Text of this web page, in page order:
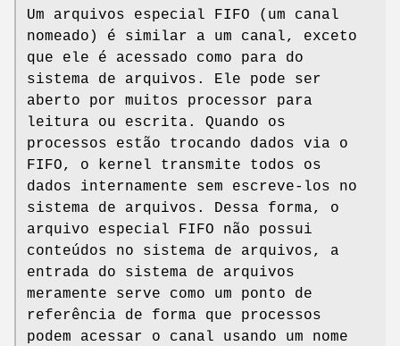
Um arquivos especial FIFO (um canal
nomeado) é similar a um canal, exceto
que ele é acessado como para do
sistema de arquivos. Ele pode ser
aberto por muitos processor para
leitura ou escrita. Quando os
processos estão trocando dados via o
FIFO, o kernel transmite todos os
dados internamente sem escreve-los no
sistema de arquivos. Dessa forma, o
arquivo especial FIFO não possui
conteúdos no sistema de arquivos, a
entrada do sistema de arquivos
meramente serve como um ponto de
referência de forma que processos
podem acessar o canal usando um nome